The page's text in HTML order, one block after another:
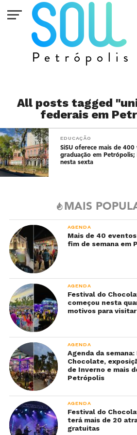
All posts tagged
federais em
EDUCAÇÃO
SiSU oferece mais de
graduação em Petrópolis;
nesta sexta
MAIS
AGENDA
Mais de 40
fim de semana em
AGENDA
Festival do
começou nesta
motivos para
AGENDA
Agenda da
Chocolate,
de Inverno e mais
Petrópolis
AGENDA
Festival do
terá mais de 20
gratuitas